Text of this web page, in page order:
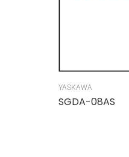
YASKAWA
SGDA-08AS